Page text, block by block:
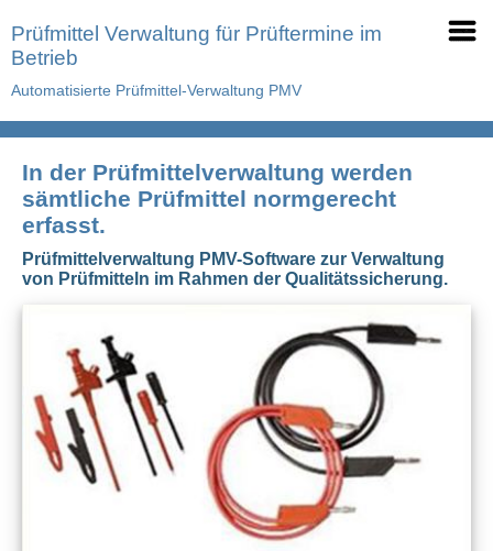
Prüfmittel Verwaltung für Prüftermine im
Betrieb
Automatisierte Prüfmittel-Verwaltung PMV
In der Prüfmittelverwaltung werden
sämtliche Prüfmittel normgerecht
erfasst.
Prüfmittelverwaltung PMV-Software zur Verwaltung
von Prüfmitteln im Rahmen der Qualitätssicherung.